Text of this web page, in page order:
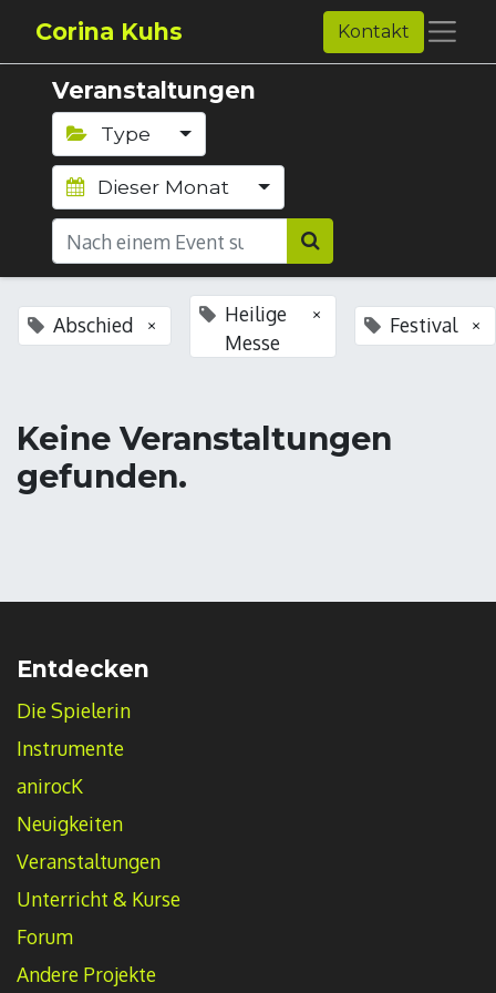
Corina Kuhs Kontakt
Veranstaltungen
Type
Dieser Monat
Abschied ×
Heilige
Messe
× Festival ×
Keine Veranstaltungen
gefunden.
Entdecken
Die Spielerin
Instrumente
anirocK
Neuigkeiten
Veranstaltungen
Unterricht & Kurse
Forum
Andere Projekte